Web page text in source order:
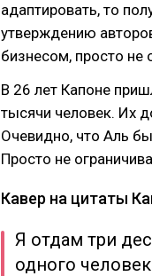
адаптировать, то
утверждению
бизнесом, просто не
В 26 лет Капоне
тысячи человек. Их
Очевидно, что Аль
Просто не
Кавер на цитаты
Я отдам три
одного